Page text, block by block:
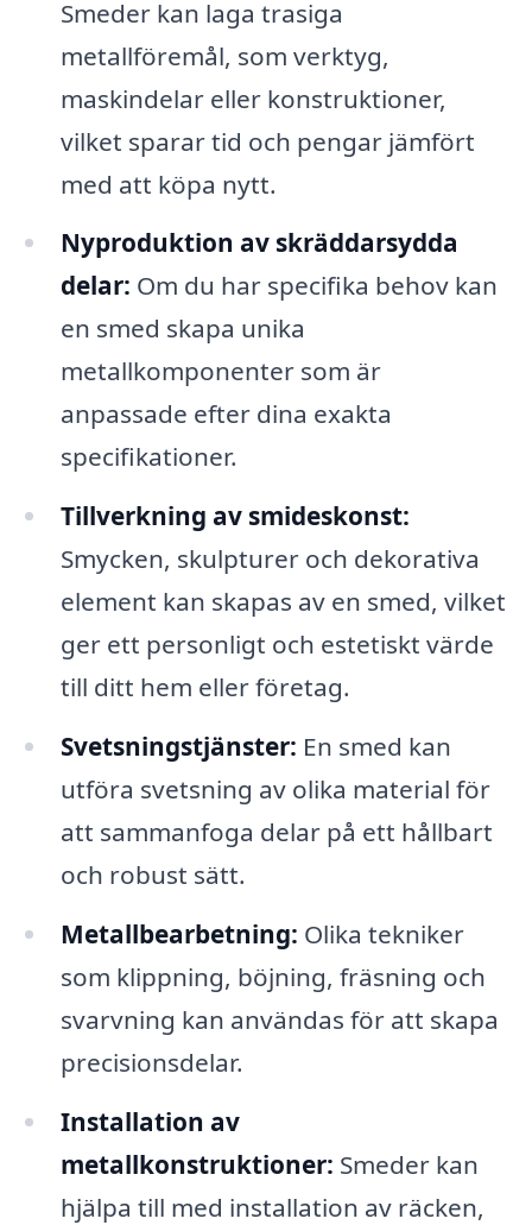
Smeder kan laga trasiga
metallföremål, som verktyg,
maskindelar eller konstruktioner,
vilket sparar tid och pengar jämfört
med att köpa nytt.
Nyproduktion av skräddarsydda
delar: Om du har specifika behov kan
en smed skapa unika
metallkomponenter som är
anpassade efter dina exakta
specifikationer.
Tillverkning av smideskonst:
Smycken, skulpturer och dekorativa
element kan skapas av en smed, vilket
ger ett personligt och estetiskt värde
till ditt hem eller företag.
Svetsningstjänster: En smed kan
utföra svetsning av olika material för
att sammanfoga delar på ett hållbart
och robust sätt.
Metallbearbetning: Olika tekniker
som klippning, böjning, fräsning och
svarvning kan användas för att skapa
precisionsdelar.
Installation av
metallkonstruktioner: Smeder kan
hjälpa till med installation av räcken,